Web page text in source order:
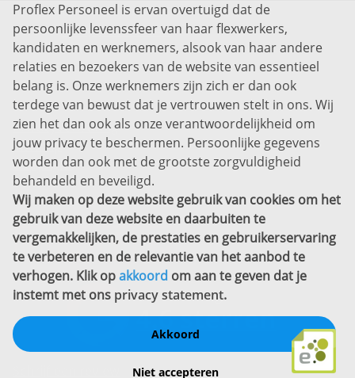
Info@proflexpersoneel.nl
Bel ons:+31 (0)85 0450040
Prins Willem-Alexanderlaan 301
7311 SW Apeldoorn
Disclaimer
Privacyverklaring
Sitemap
Copyright
Bekijk ook eens
Proflex Personeel is ervan overtuigd dat de
persoonlijke levenssfeer van haar flexwerkers,
kandidaten en werknemers, alsook van haar andere
relaties en bezoekers van de website van essentieel
belang is. Onze werknemers zijn zich er dan ook
terdege van bewust dat je vertrouwen stelt in ons. Wij
zien het dan ook als onze verantwoordelijkheid om
jouw privacy te beschermen. Persoonlijke gegevens
worden dan ook met de grootste zorgvuldigheid
behandeld en beveiligd.
Wij maken op deze website gebruik van cookies om het
gebruik van deze website en daarbuiten te
vergemakkelijken, de prestaties en gebruikerservaring
te verbeteren en de relevantie van het aanbod te
verhogen. Klik opakkoord om aan te geven dat je
instemt met ons privacy statement.
Akkoord
Niet accepteren